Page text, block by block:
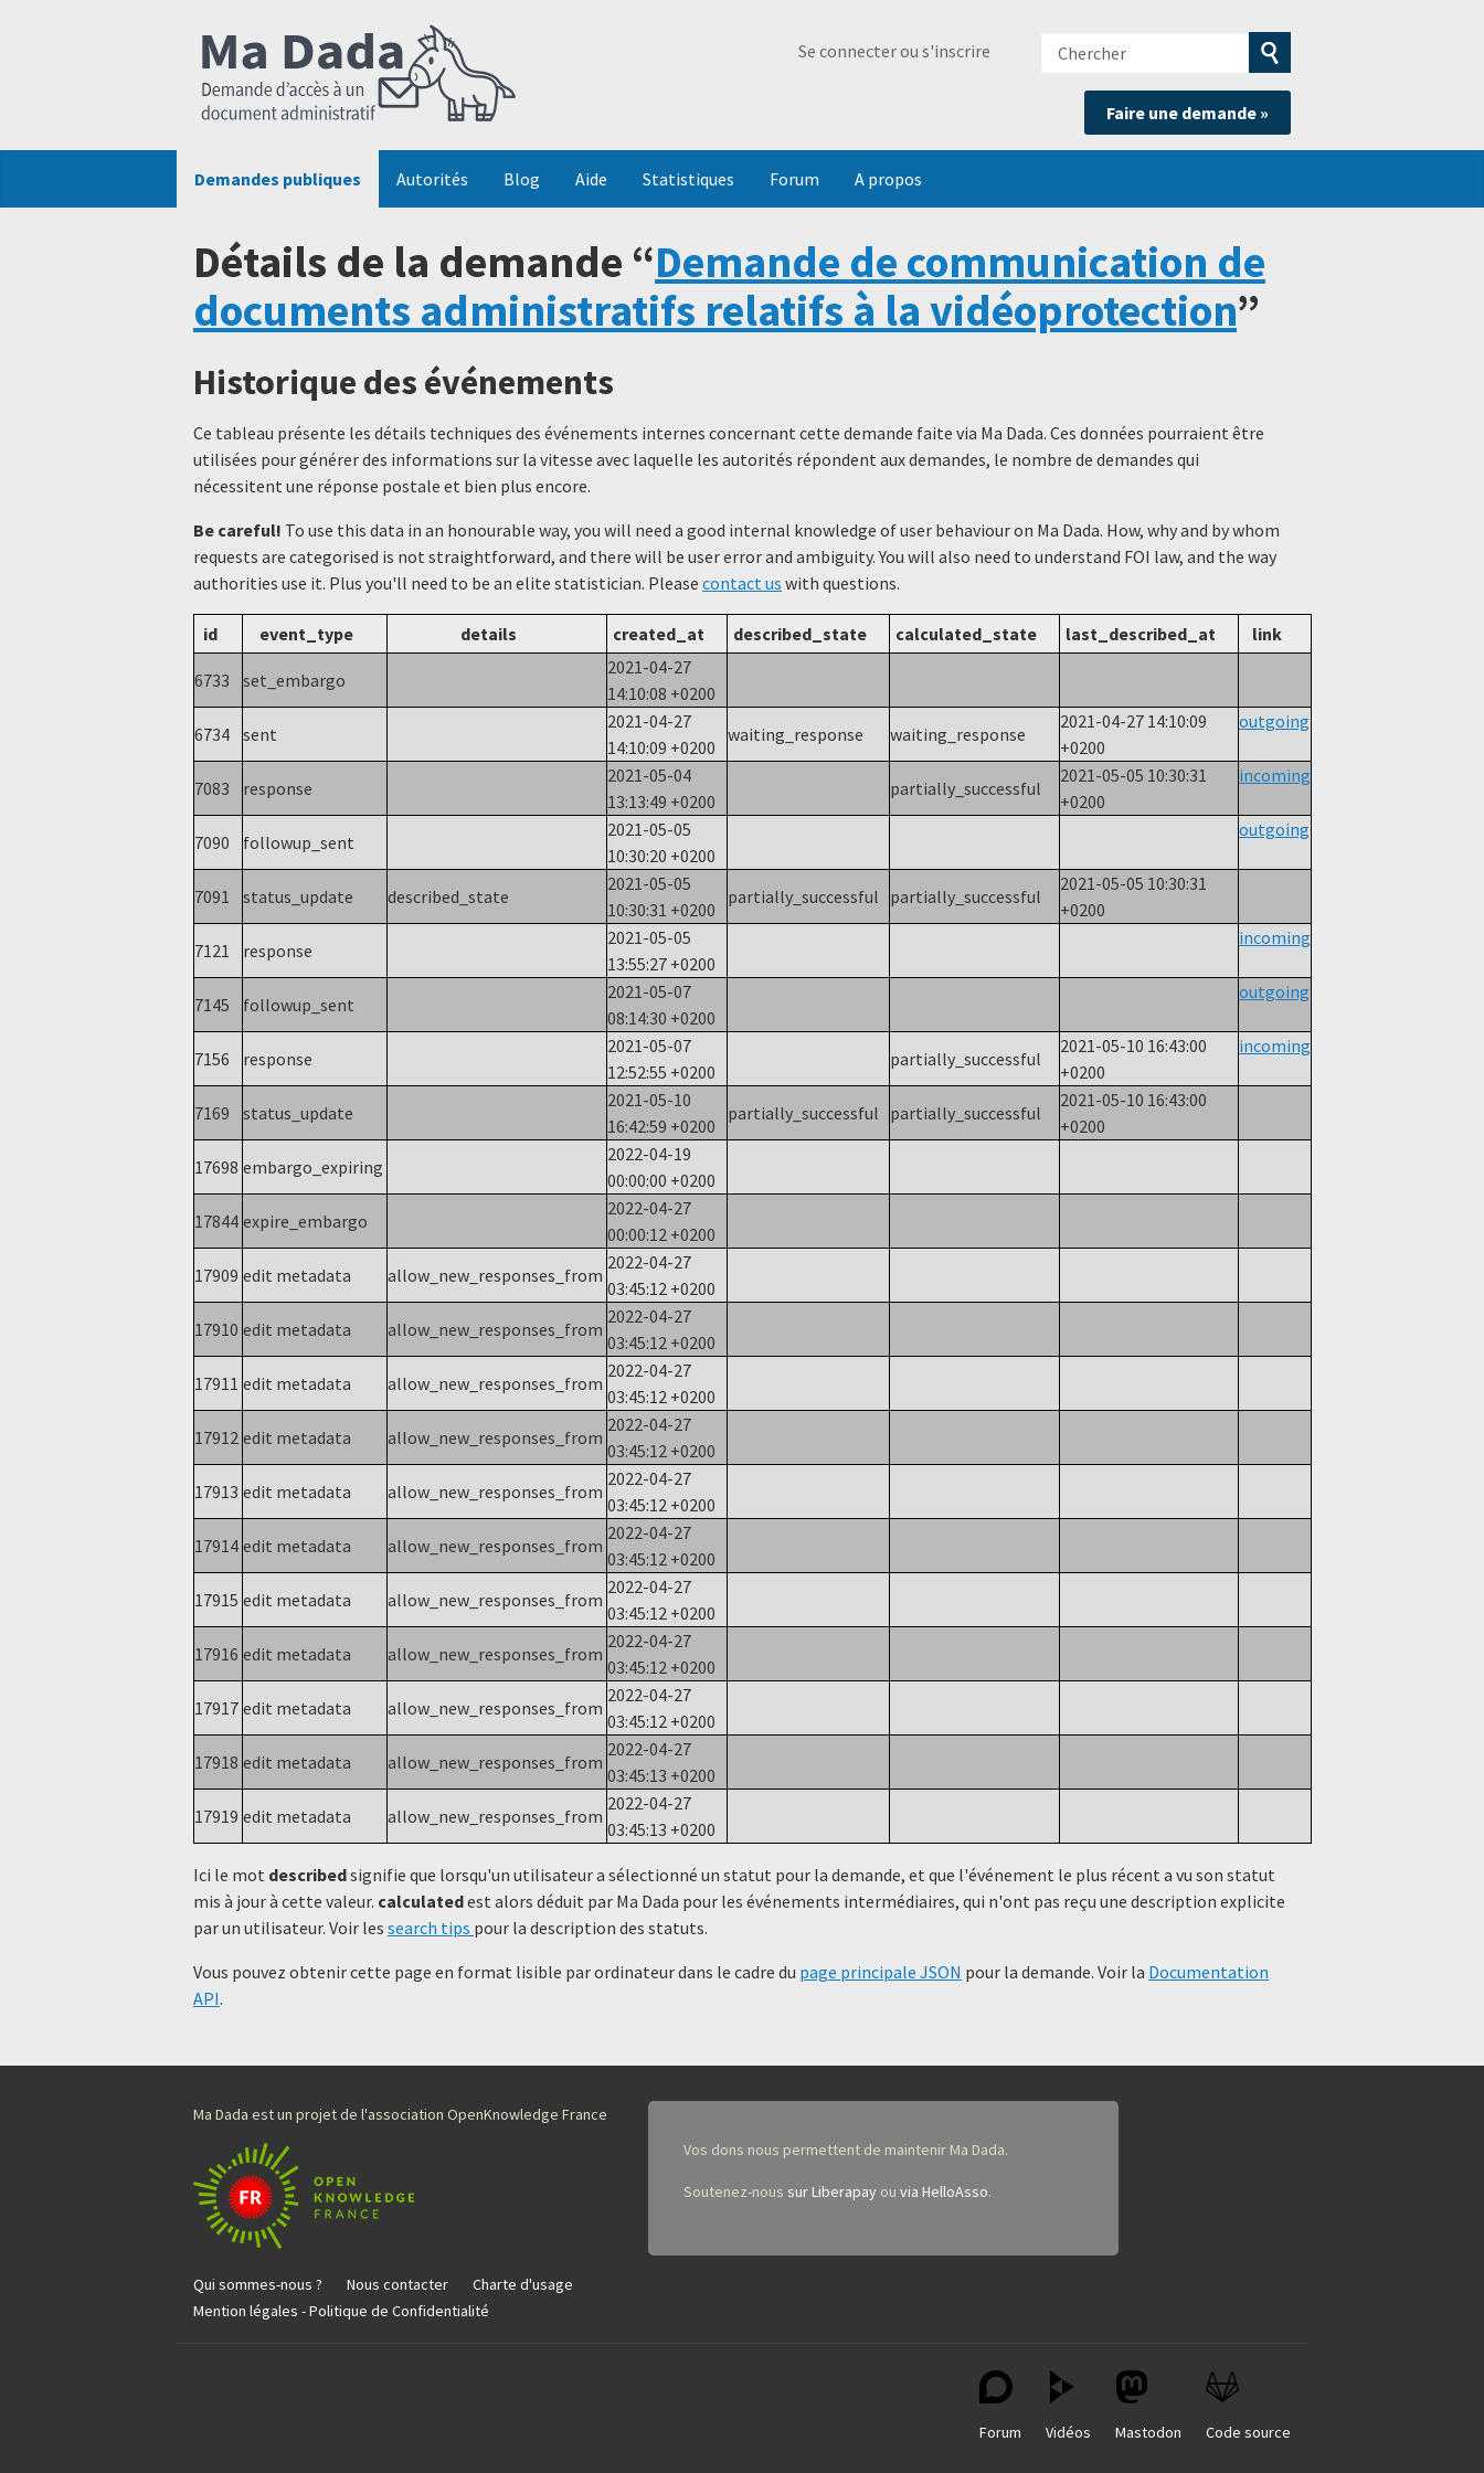
Se connecter ou s'inscrire
Chercher
Soumettre
la
recherche
Faire une demande »
Demandes publiques Autorités Blog Aide Statistiques Forum A propos
Détails de la demande “Demande de communication de
documents administratifs relatifs à la vidéoprotection”
Historique des événements
Ce tableau présente les détails techniques des événements internes concernant cette demande faite via Ma Dada. Ces données pourraient être
utilisées pour générer des informations sur la vitesse avec laquelle les autorités répondent aux demandes, le nombre de demandes qui
nécessitent une réponse postale et bien plus encore.
Be careful! To use this data in an honourable way, you will need a good internal knowledge of user behaviour on Ma Dada. How, why and by whom
requests are categorised is not straightforward, and there will be user error and ambiguity. You will also need to understand FOI law, and the way
authorities use it. Plus you'll need to be an elite statistician. Please contact us with questions.
id event_type details created_at described_state calculated_state last_described_at link
6733 set_embargo
2021-04-27
14:10:08 +0200
6734 sent
2021-04-27
14:10:09 +0200
waiting_response waiting_response
2021-04-27 14:10:09
+0200
outgoing
7083 response
2021-05-04
13:13:49 +0200
partially_successful
2021-05-05 10:30:31
+0200
incoming
7090 followup_sent
2021-05-05
10:30:20 +0200
outgoing
7091 status_update described_state
2021-05-05
10:30:31 +0200
partially_successful partially_successful
2021-05-05 10:30:31
+0200
7121
response
2021-05-05
13:55:27 +0200
incoming
7145 followup_sent
2021-05-07
08:14:30 +0200
outgoing
7156 response
2021-05-07
12:52:55 +0200
partially_successful
2021-05-10 16:43:00
+0200
incoming
7169 status_update
2021-05-10
16:42:59 +0200
partially_successful partially_successful
2021-05-10 16:43:00
+0200
17698 embargo_expiring
2022-04-19
00:00:00 +0200
17844 expire_embargo
2022-04-27
00:00:12 +0200
17909 edit metadata allow_new_responses_from
2022-04-27
03:45:12 +0200
17910 edit metadata allow_new_responses_from
2022-04-27
03:45:12 +0200
17911 edit metadata allow_new_responses_from
2022-04-27
03:45:12 +0200
17912 edit metadata allow_new_responses_from
2022-04-27
03:45:12 +0200
17913 edit metadata allow_new_responses_from
2022-04-27
03:45:12 +0200
17914 edit metadata allow_new_responses_from
2022-04-27
03:45:12 +0200
17915 edit metadata allow_new_responses_from
2022-04-27
03:45:12 +0200
17916 edit metadata allow_new_responses_from
2022-04-27
03:45:12 +0200
17917 edit metadata allow_new_responses_from
2022-04-27
03:45:12 +0200
17918 edit metadata allow_new_responses_from
2022-04-27
03:45:13 +0200
17919 edit metadata allow_new_responses_from
2022-04-27
03:45:13 +0200
Ici le mot describedsignifie que lorsqu'un utilisateur a sélectionné un statut ​​pour la demande, et que l'événement le plus récent a vu son statut
mis à jour à cette valeur. calculatedest alors déduit par Ma Dada pour les événements intermédiaires, qui n'ont pas reçu une description explicite
par un utilisateur. Voir les search tips pour la description des statuts.
Vous pouvez obtenir cette page en format lisible par ordinateur dans le cadre du page principale JSON pour la demande. Voir la Documentation
API.
Ma Dada est un projet de l'association OpenKnowledge France
Qui sommes-nous ? Nous contacter
Charte d'usage
Mention légales - Politique de Confidentialité
Vos dons nous permettent de maintenir Ma Dada.
Soutenez-nous sur Liberapayou via HelloAsso.
Code source
Mastodon
Vidéos
Forum